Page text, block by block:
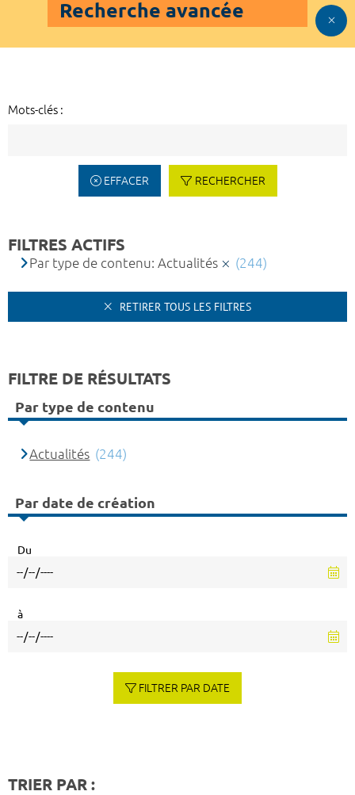
Recherche avancée
Mots-clés :
EFFACER RECHERCHER
FILTRES ACTIFS
Par type de contenu: Actualités (244)
RETIRER TOUS LES FILTRES
FILTRE DE RÉSULTATS
Par type de contenu
Actualités (244)
Par date de création
Du
à
FILTRER PAR DATE
TRIER PAR :